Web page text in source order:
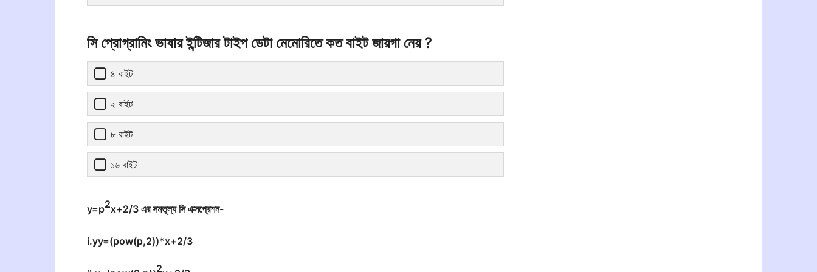
সি প্রোগ্রামিং ভাষায় ইন্টিজার টাইপ ডেটা মেমোরিতে কত বাইট জায়গা নেয় ?
৪ বাইট
২ বাইট
৮ বাইট
১৬ বাইট
y=p2x+2/3 এর সমতূল্য সি এক্সপ্রেশন-
i.yy=(pow(p,2))*x+2/3
2